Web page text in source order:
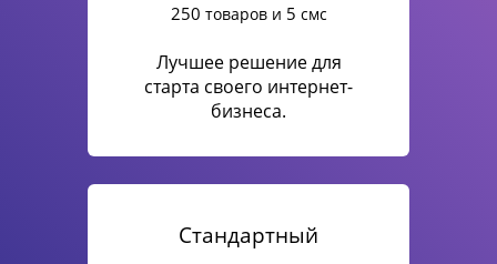
250 товаров и 5 смс
Лучшее решение для
старта своего интернет-
бизнеса.
Стандартный